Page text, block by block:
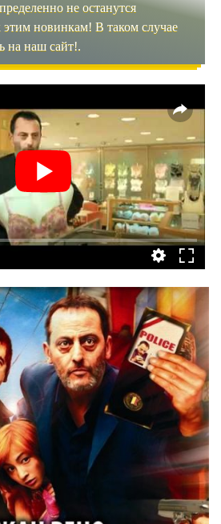
не останутся
новинкам! В таком случае
на наш сайт!.